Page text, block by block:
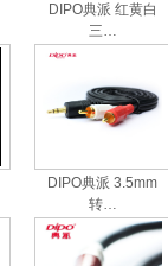
DIPO典派 红黄白
三…
DIPO典派 3.5mm
转…